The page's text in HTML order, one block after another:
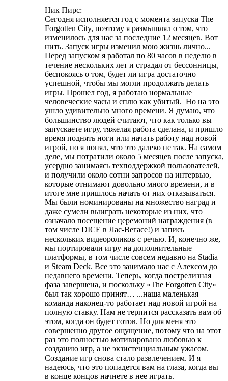
Ник Пирс:
Сегодня исполняется год с момента запуска The
Forgotten City, поэтому я размышлял о том, что
изменилось для нас за последние 12 месяцев. Вот
нить. Запуск игры изменил мою жизнь лично...
Перед запуском я работал по 80 часов в неделю в
течение нескольких лет и страдал от бессонницы,
беспокоясь о том, будет ли игра достаточно
успешной, чтобы мы могли продолжать делать
игры. Прошел год, я работаю нормальные
человеческие часы и сплю как убитый. Но на это
ушло удивительно много времени. Я думаю, что
большинство людей считают, что как только вы
запускаете игру, тяжелая работа сделана, и пришло
время поднять ноги или начать работу над новой
игрой, но я понял, что это далеко не так. На самом
деле, мы потратили около 5 месяцев после запуска,
усердно занимаясь техподдержкой пользователей,
и получили около сотни запросов на интервью,
которые отнимают довольно много времени, и в
итоге мне пришлось начать от них отказываться.
Мы были номинированы на множество наград и
даже сумели выиграть некоторые из них, что
означало посещение церемоний награждения (в
том числе DICE в Лас-Вегасе!) и запись
нескольких видеороликов с речью. И, конечно же,
мы портировали игру на дополнительные
платформы, в том числе совсем недавно на Stadia
и Steam Deck. Все это занимало нас с Алексом до
недавнего времени. Теперь, когда пострелизная
фаза завершена, и поскольку «The Forgotten City»
был так хорошо принят… ...наша маленькая
команда наконец-то работает над новой игрой на
полную ставку. Нам не терпится рассказать вам об
этом, когда он будет готов. Но для меня это
совершенно другое ощущение, потому что на этот
раз это полностью мотивировано любовью к
созданию игр, а не экзистенциальным ужасом.
Создание игр снова стало развлечением. И я
надеюсь, что это попадется вам на глаза, когда вы
в конце концов начнете в нее играть.